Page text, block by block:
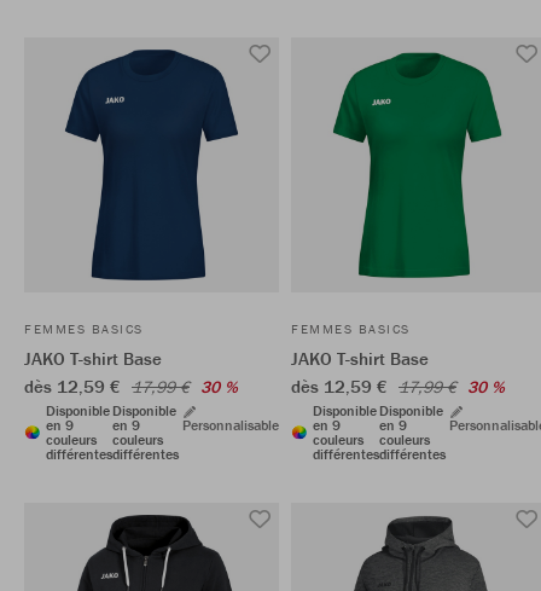
FEMMES BASICS
JAKO T-shirt Base
dès 12,59 € 17,99 € 30 %
Disponible
en 9
couleurs
différentes
Disponible
en 9
couleurs
différentes
Personnalisable
FEMMES BASICS
JAKO T-shirt Base
dès 12,59 € 17,99 € 30 %
Disponible
en 9
couleurs
différentes
Disponible
en 9
couleurs
différentes